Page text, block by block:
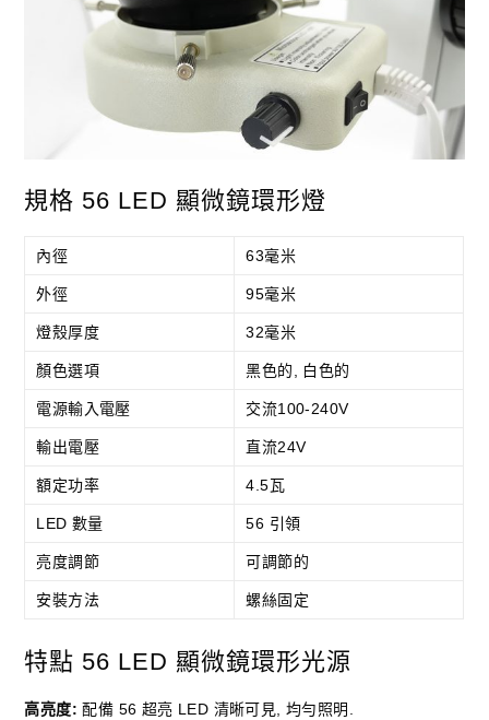
規格 56 LED 顯微鏡環形燈
內徑 63毫米
外徑 95毫米
燈殼厚度 32毫米
顏色選項 黑色的, 白色的
電源輸入電壓 交流100-240V
輸出電壓 直流24V
額定功率 4.5瓦
LED 數量 56 引領
亮度調節 可調節的
安裝方法 螺絲固定
特點 56 LED 顯微鏡環形光源
高亮度: 配備 56 超亮 LED 清晰可見, 均勻照明.